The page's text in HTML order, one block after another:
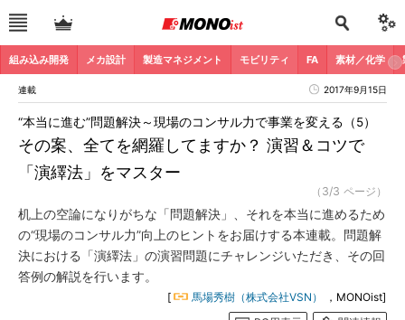
組み込み開発 メカ設計 製造マネジメント モビリティ FA 素材／化学
連載 2017年9月15日
その案、全てを網羅してますか？ 演習＆コツで
「演繹法」をマスター
“本当に進む”問題解決～現場のコンサル力で事業を変える（5）
（3/3 ページ）
机上の空論になりがちな「問題解決」、それを本当に進めるため
の“現場のコンサル力”向上のヒントをお届けする本連載。問題解
決における「演繹法」の演習問題にチャレンジいただき、その回
答例の解説を行います。
[ 馬場秀樹（株式会社VSN）
，MONOist]